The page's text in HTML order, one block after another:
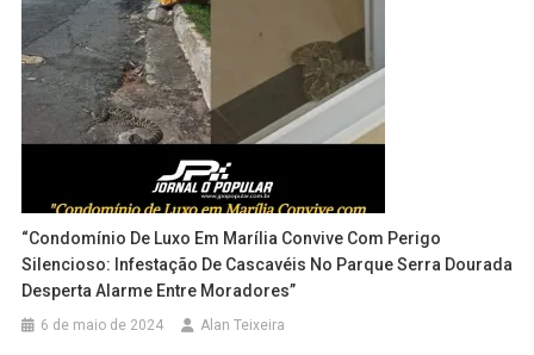
“Condomínio De Luxo Em Marília Convive Com Perigo
Silencioso: Infestação De Cascavéis No Parque Serra Dourada
Desperta Alarme Entre Moradores”
6 de maio de 2024 Alan Teixeira